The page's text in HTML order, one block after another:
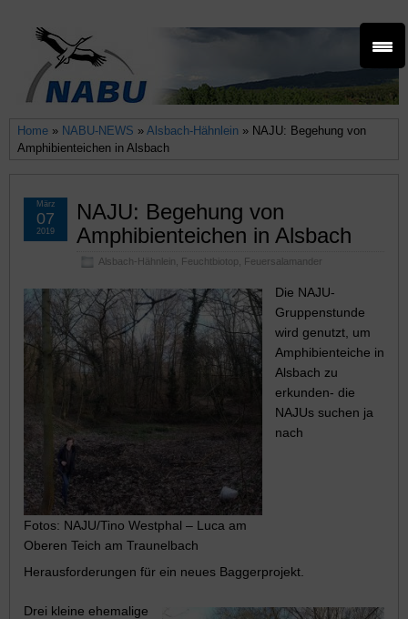
Home » NABU-NEWS » Alsbach-Hähnlein » NAJU: Begehung von
Amphibienteichen in Alsbach
NAJU: Begehung von
Amphibienteichen in Alsbach
Alsbach-Hähnlein Feuchtbiotop Feuersalamander
März
07
2019
Fotos: NAJU/Tino Westphal – Luca am
Oberen Teich am Traunelbach
Die NAJU-
Gruppenstunde
wird genutzt, um
Amphibienteiche in
Alsbach zu
erkunden- die
NAJUs suchen ja
nach
Herausforderungen für ein neues Baggerprojekt.
Drei kleine ehemalige